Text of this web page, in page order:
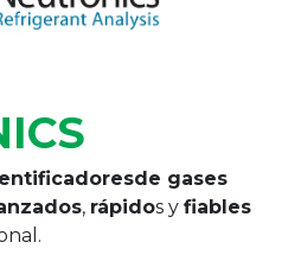
de gases
, rápidos y fiables